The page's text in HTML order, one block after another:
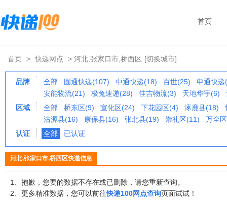
首页
首页 > 快递网点 > 河北,张家口市,桥西区 [切换城市]
品牌 全部 圆通快递(107) 中通快递(18) 百世(25)
申通快递
安能物流(21)
极兔速递(28) 佳吉物流(3) 天地华宇(6)
区域
全部 桥东区(9) 宣化区(24) 下花园区(4) 涿鹿县(18)
沽源县(16)
康保县(16) 张北县(19) 崇礼区(11)
万全
认证
全部 已认证
河北,张家口市,桥西区快递信息
1、抱歉，您要的数据不存在或已删除，请您重新查询。
2、更多精准数据，您可以前往快递100网点查询页面试试！